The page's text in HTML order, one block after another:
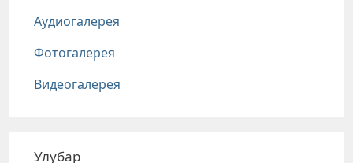
Аудиогалерея
Фотогалерея
Видеогалерея
Улубар